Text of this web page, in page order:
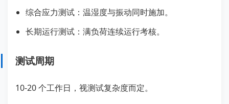
综合应力测试：温湿度与振动同时施加。
长期运行测试：满负荷连续运行考核。
测试周期
10-20 个工作日，视测试复杂度而定。